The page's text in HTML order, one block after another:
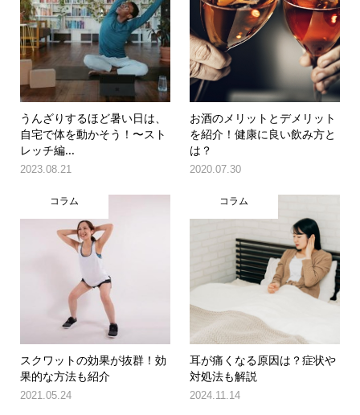
うんざりするほど暑い日は、
自宅で体を動かそう！〜スト
レッチ編...
2023.08.21
お酒のメリットとデメリット
を紹介！健康に良い飲み方と
は？
2020.07.30
コラム
スクワットの効果が抜群！効
果的な方法も紹介
2021.05.24
コラム
耳が痛くなる原因は？症状や
対処法も解説
2024.11.14